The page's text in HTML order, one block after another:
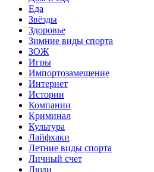
Еда
Звёзды
Здоровье
Зимние виды спорта
ЗОЖ
Игры
Импортозамещение
Интернет
Истории
Компании
Криминал
Культура
Лайфхаки
Летние виды спорта
Личный счет
Люди